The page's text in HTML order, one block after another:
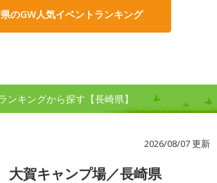
のGW人気イベントランキング
ンキングから探す【長崎県】
2026/08/07 更新
大賀キャンプ場／長崎県